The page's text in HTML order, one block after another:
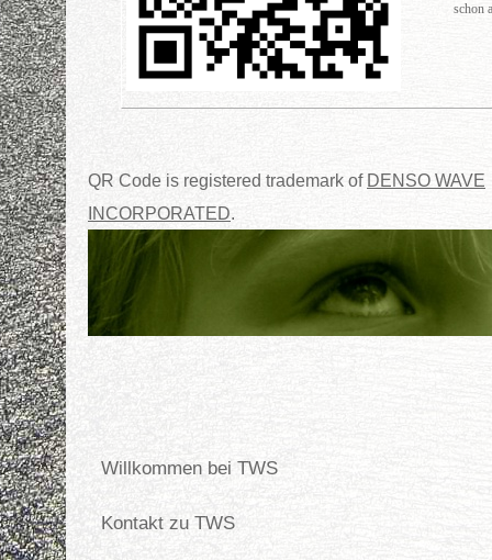
schon
QR Code is registered trademark of DENSO WAVE
INCORPORATED.
Willkommen bei TWS
Kontakt zu TWS